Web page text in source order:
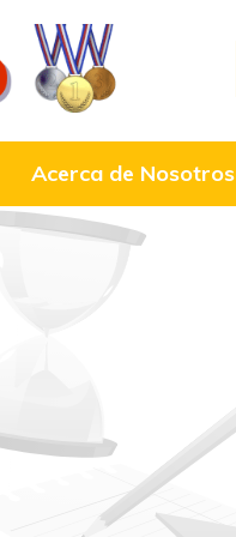
Acerca de Nosotros